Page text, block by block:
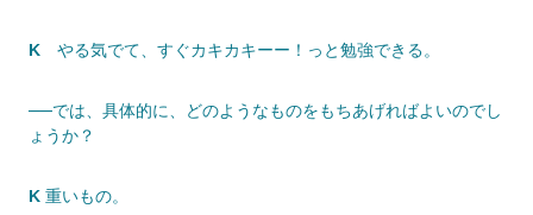
K やる気でて、すぐカキカキーー！っと勉強できる。
──では、具体的に、どのようなものをもちあげればよいのでし
ょうか？
K 重いもの。